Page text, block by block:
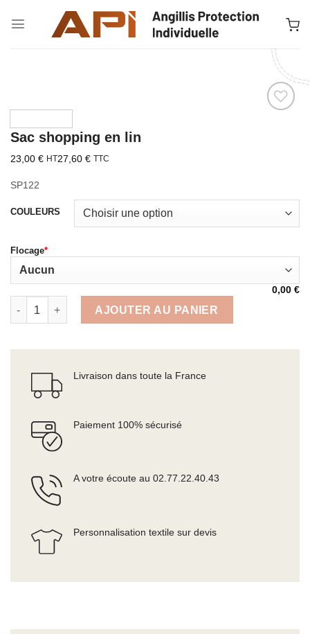
Sac shopping en lin
23,00 € HT27,60 € TTC
SP122
COULEURS
*
Flocage
0,00€
AJOUTER AU PANIER
Livraison dans toute la France
Paiement 100% sécurisé
A votre écoute au 02.77.22.40.43
Personnalisation textile sur devis